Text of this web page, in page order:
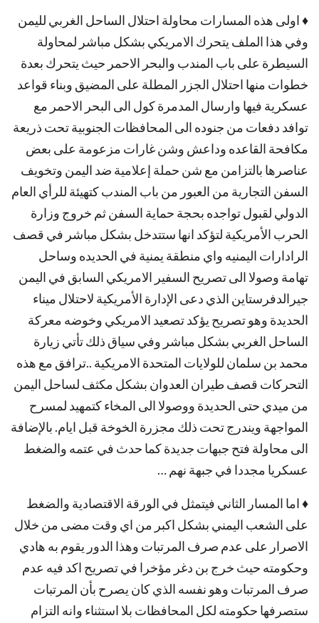
♦ اولى هذه المسارات محاولة احتلال الساحل الغربي لليمن
وفي هذا الملف يتحرك الامريكي بشكل مباشر لمحاولة
السيطرة على باب المندب والبحر الاحمر حيث يتحرك بعدة
خطوات منها احتلال الجزر المطلة على المضيق وبناء قواعد
عسكرية فيها وارسال المدمرة كول الى البحر الاحمر مع
توافد دفعات من جنوده الى المحافظات الجنوبية تحت ذريعة
مكافحة القاعده وداعش وشن غارات مزعومة على بعض
عناصرها بالتزامن مع شن حملة إعلامية ضد اليمن وتخويف
السفن التجارية من العبور من باب المندب كتهيئة للرأي العام
الدولي لقبول تواجده بحجة حماية السفن ثم خروج وزارة
الحرب الأمريكية لتؤكد انها ستتدخل بشكل مباشر في قصف
الرادارات اليمنيه واي منطقة يمنية في الحديده وساحل
تهامة وصولا الى تصريح السفير الامريكي السابق في اليمن
جيرالدفرستاين الذي دعى الإدارة الأمريكية لاحتلال ميناء
الحديدة وهو تصريح يؤكد تصعيد الامريكي وخوضه معركة
الساحل الغربي بشكل مباشر وفي سياق ذلك تأتي زيارة
محمد بن سلمان للوﻻيات المتحدة اﻻمريكية ..ترافق مع هذه
التحركات قصف طيران العدوان بشكل مكثف لساحل اليمن
من ميدي حتى الحديدة ووصولا الى المخاء كتمهيد لمسرح
المواجهة ويندرج تحت ذلك مجزرة الخوخة قبل ايام. بالإضافة
الى محاولة فتح جبهات جديدة كما حدث في عتمه والضغط
عسكريا مجددا في جبهة نهم …
♦ اما المسار الثاني فيتمثل في الورقة الاقتصادية والضغط
على الشعب اليمني بشكل اكبر من اي وقت مضى من خلال
اﻻصرار على عدم صرف المرتبات وهذا الدور يقوم به هادي
وحكومته حيث خرج بن دغر مؤخرا في تصريح اكد فيه عدم
صرف المرتبات وهو نفسه الذي كان يصرح بأن المرتبات
ستصرفها حكومته لكل المحافظات بلا استثناء وانه التزام